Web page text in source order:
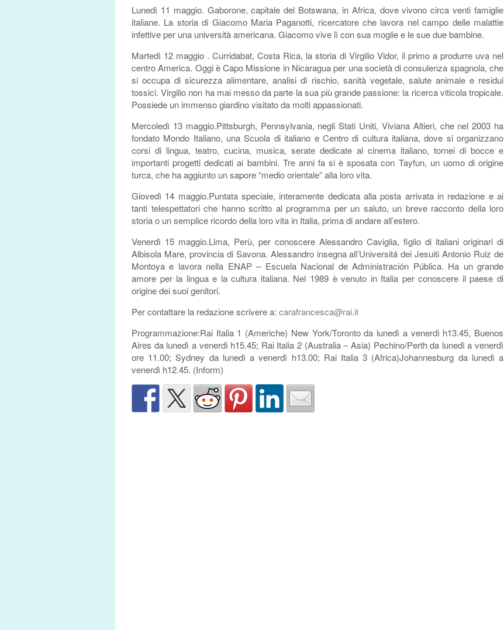
Lunedì 11 maggio. Gaborone, capitale del Botswana, in Africa, dove vivono circa venti famiglie
italiane. La storia di Giacomo Maria Paganotti, ricercatore che lavora nel campo delle malattie
infettive per una università americana. Giacomo vive lì con sua moglie e le sue due bambine.
Martedì 12 maggio . Curridabat, Costa Rica, la storia di Virgilio Vidor, il primo a produrre uva nel
centro America. Oggi è Capo Missione in Nicaragua per una società di consulenza spagnola, che
si occupa di sicurezza alimentare, analisi di rischio, sanità vegetale, salute animale e residui
tossici. Virgilio non ha mai messo da parte la sua più grande passione: la ricerca viticola tropicale.
Possiede un immenso giardino visitato da molti appassionati.
Mercoledì 13 maggio.Pittsburgh, Pennsylvania, negli Stati Uniti, Viviana Altieri, che nel 2003 ha
fondato Mondo Italiano, una Scuola di italiano e Centro di cultura italiana, dove si organizzano
corsi di lingua, teatro, cucina, musica, serate dedicate al cinema italiano, tornei di bocce e
importanti progetti dedicati ai bambini. Tre anni fa si è sposata con Tayfun, un uomo di origine
turca, che ha aggiunto un sapore “medio orientale” alla loro vita.
Giovedì 14 maggio.Puntata speciale, interamente dedicata alla posta arrivata in redazione e ai
tanti telespettatori che hanno scritto al programma per un saluto, un breve racconto della loro
storia o un semplice ricordo della loro vita in Italia, prima di andare all’estero.
Venerdì 15 maggio.Lima, Perù, per conoscere Alessandro Caviglia, figlio di italiani originari di
Albisola Mare, provincia di Savona. Alessandro insegna all’Universitá dei Jesuiti Antonio Ruiz de
Montoya e lavora nella ENAP – Escuela Nacional de Administración Pública. Ha un grande
amore per la lingua e la cultura italiana. Nel 1989 è venuto in Italia per conoscere il paese di
origine dei suoi genitori.
Per contattare la redazione scrivere a: carafrancesca@rai.it
Programmazione:Rai Italia 1 (Americhe) New York/Toronto da lunedì a venerdì h13.45, Buenos
Aires da lunedì a venerdì h15.45; Rai Italia 2 (Australia – Asia) Pechino/Perth da lunedì a venerdì
ore 11.00; Sydney da lunedì a venerdì h13.00; Rai Italia 3 (Africa)Johannesburg da lunedì a
venerdì h12.45. (Inform)